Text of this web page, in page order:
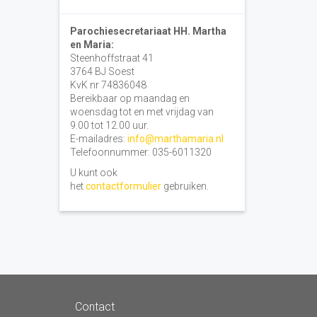
Parochiesecretariaat HH. Martha
en Maria:
Steenhoffstraat 41
3764 BJ Soest
KvK nr 74836048
Bereikbaar op maandag en
woensdag tot en met vrijdag van
9.00 tot 12.00 uur.
E-mailadres: info@marthamaria.nl
Telefoonnummer: 035-6011320
U kunt ook
hetcontactformuliergebruiken.
Contact